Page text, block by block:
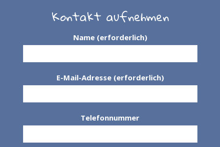
Kontakt aufnehmen
Name (erforderlich)
E-Mail-Adresse (erforderlich)
Telefonnummer